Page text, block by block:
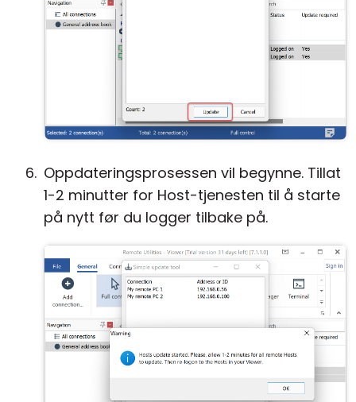
Oppdateringsprosessen vil begynne. Tillat
1-2 minutter for Host-tjenesten til å starte
på nytt før du logger tilbake på.